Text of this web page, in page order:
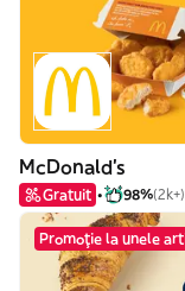
McDonald's
Gratuit 98%(2k+)
Promoție la unele